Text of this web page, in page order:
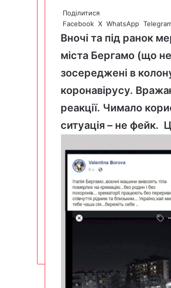
Поділитися
Facebook X WhatsApp
Вночі та під ранок
міста Бергамо (що
зосереджені в
коронавірусу.
реакції. Чимало
ситуація – не фейк.